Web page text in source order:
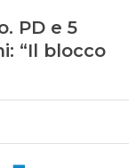
PD e 5
“Il blocco